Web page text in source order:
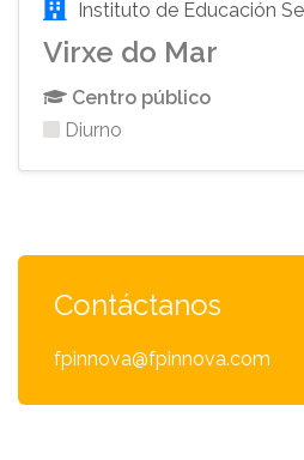
Instituto de Educación
Virxe do Mar
Centro público
Diurno
Contáctanos
fpinnova@fpinnova.com